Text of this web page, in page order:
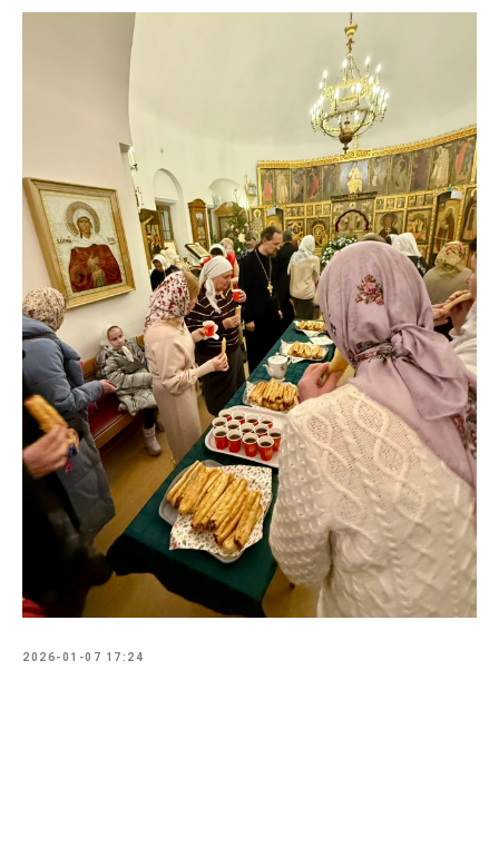
2026-01-07 17:24